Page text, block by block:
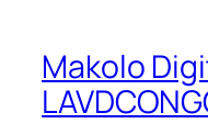
Makolo